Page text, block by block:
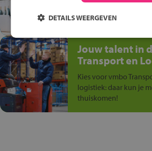
anders is!
Jouw talent in
Transport en
Kies voor vmbo
logistiek: daar kun je
thuiskomen!
DETAILS WEERGEVEN